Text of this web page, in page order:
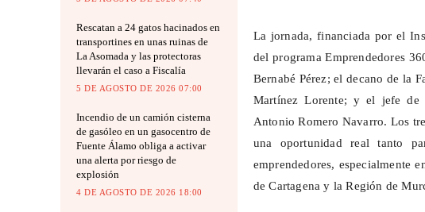
Rescatan a 24 gatos hacinados en
transportines en unas ruinas de
La Asomada y las protectoras
llevarán el caso a Fiscalía
5 DE AGOSTO DE 2026 07:00
Incendio de un camión cisterna
de gasóleo en un gasocentro de
Fuente Álamo obliga a activar
una alerta por riesgo de
explosión
4 DE AGOSTO DE 2026 18:00
La jornada, financiada por el
del programa Emprendedores
Bernabé Pérez; el decano de la
Martínez Lorente; y el jefe de
Antonio Romero Navarro. Los
una oportunidad real tanto
emprendedores, especialmente
de Cartagena y la Región de